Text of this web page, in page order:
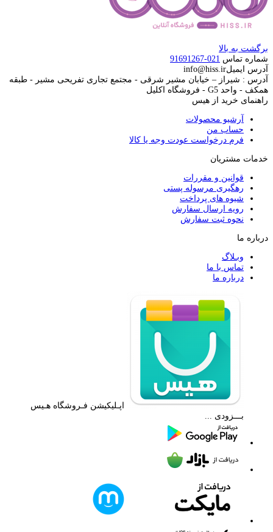
برگشت به بالا
شماره تماس 021-91691267
آدرس ایمیلinfo@hiss.ir
آدرس : شیراز – خیابان مشیر شرقی - مجتمع تجاری تفریحی مشیر - طبقه
همکف - واحد G5 - فروشگاه اکلیل
راهنمای خرید از هیس
آرشیو محصولات
حساب من
فرم درخواست عودت وجه یا کالا
خدمات مشتریان
قوانین و مقررات
رهگیری مرسوله پستی
شیوه های پرداخت
رویه ارسال سفارش
نحوه ثبت سفارش
درباره ما
وبـلاگ
تماس با ما
درباره ما
اپـلیکیشن فـروشگاه هـیس
بـــزودی ...